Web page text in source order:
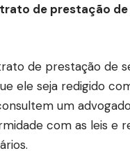
de prestação
de prestação de
ele seja redigido
um
com as leis e